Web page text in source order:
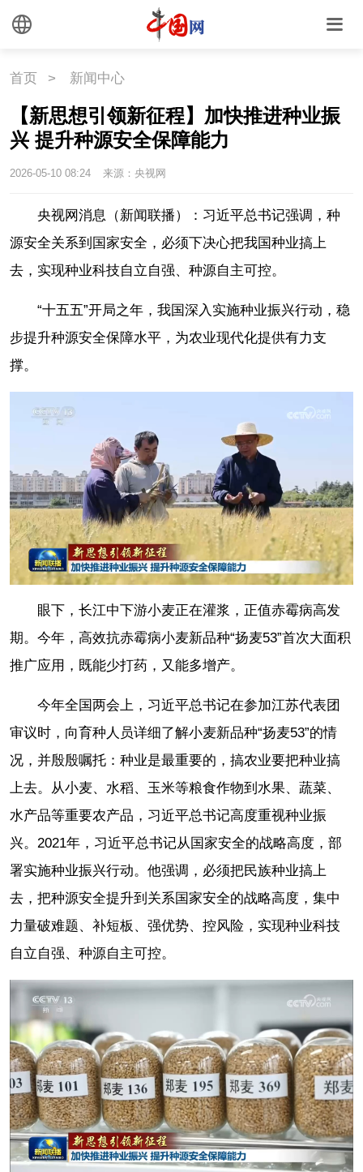
首页 > 新闻中心
【新思想引领新征程】加快推进种业振
兴 提升种源安全保障能力
2026-05-10 08:24 来源：央视网
央视网消息（新闻联播）：习近平总书记强调，种
源安全关系到国家安全，必须下决心把我国种业搞上
去，实现种业科技自立自强、种源自主可控。
“十五五”开局之年，我国深入实施种业振兴行动，稳
步提升种源安全保障水平，为农业现代化提供有力支
撑。
眼下，长江中下游小麦正在灌浆，正值赤霉病高发
期。今年，高效抗赤霉病小麦新品种“扬麦53”首次大面积
推广应用，既能少打药，又能多增产。
今年全国两会上，习近平总书记在参加江苏代表团
审议时，向育种人员详细了解小麦新品种“扬麦53”的情
况，并殷殷嘱托：种业是最重要的，搞农业要把种业搞
上去。从小麦、水稻、玉米等粮食作物到水果、蔬菜、
水产品等重要农产品，习近平总书记高度重视种业振
兴。2021年，习近平总书记从国家安全的战略高度，部
署实施种业振兴行动。他强调，必须把民族种业搞上
去，把种源安全提升到关系国家安全的战略高度，集中
力量破难题、补短板、强优势、控风险，实现种业科技
自立自强、种源自主可控。